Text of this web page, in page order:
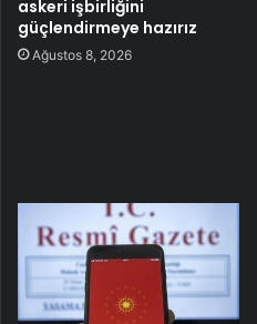
askeri işbirliğini
güçlendirmeye hazırız
Ağustos 8, 2026